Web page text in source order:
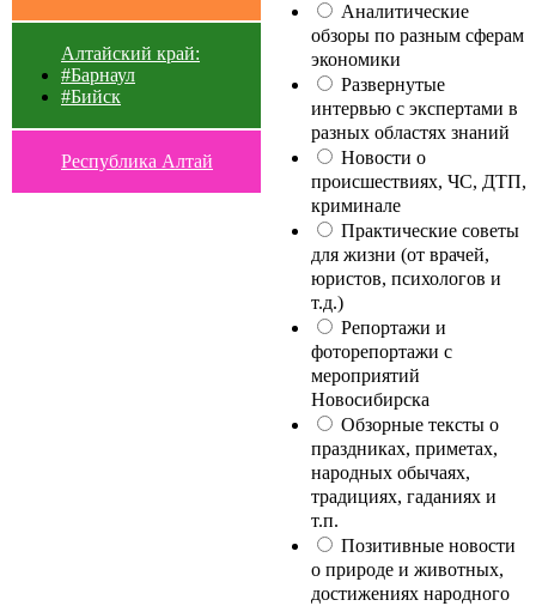
Алтайский край:
#Барнаул
#Бийск
Республика Алтай
Аналитические
обзоры по разным сферам
экономики
Развернутые
интервью с экспертами в
разных областях знаний
Новости о
происшествиях, ЧС, ДТП,
криминале
Практические советы
для жизни (от врачей,
юристов, психологов и
т.д.)
Репортажи и
фоторепортажи с
мероприятий
Новосибирска
Обзорные тексты о
праздниках, приметах,
народных обычаях,
традициях, гаданиях и
т.п.
Позитивные новости
о природе и животных,
достижениях народного